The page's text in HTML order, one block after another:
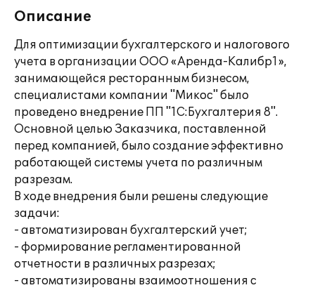
Описание
Для оптимизации бухгалтерского и налогового
учета в организации ООО «Аренда-Калибр1»,
занимающейся ресторанным бизнесом,
специалистами компании "Микос" было
проведено внедрение ПП "1С:Бухгалтерия 8".
Основной целью Заказчика, поставленной
перед компанией, было создание эффективно
работающей системы учета по различным
разрезам.
В ходе внедрения были решены следующие
задачи:
- автоматизирован бухгалтерский учет;
- формирование регламентированной
отчетности в различных разрезах;
- автоматизированы взаимоотношения с